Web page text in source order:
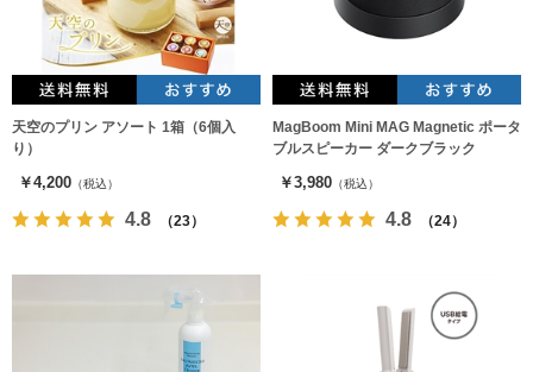
天空のプリン アソート 1箱（6個入
り）
￥4,200 （税込）
4.8 （23）
MagBoom Mini MAG Magnetic ポータ
ブルスピーカー ダークブラック
￥3,980 （税込）
4.8 （24）